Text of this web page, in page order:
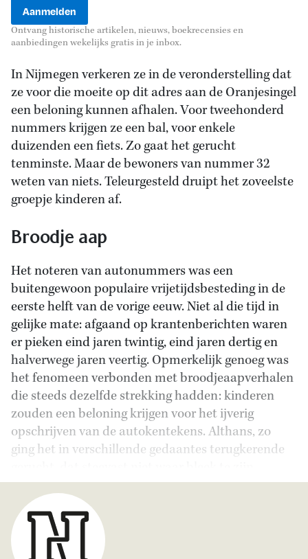
Ontvang historische artikelen, nieuws, boekrecensies en
aanbiedingen wekelijks gratis in je inbox.
In Nijmegen verkeren ze in de veronderstelling dat
ze voor die moeite op dit adres aan de Oranjesingel
een beloning kunnen afhalen. Voor tweehonderd
nummers krijgen ze een bal, voor enkele
duizenden een fiets. Zo gaat het gerucht
tenminste. Maar de bewoners van nummer 32
weten van niets. Teleurgesteld druipt het zoveelste
groepje kinderen af.
Broodje aap
Het noteren van autonummers was een
buitengewoon populaire vrijetijdsbesteding in de
eerste helft van de vorige eeuw. Niet al die tijd in
gelijke mate: afgaand op krantenberichten waren
er pieken eind jaren twintig, eind jaren dertig en
halverwege jaren veertig. Opmerkelijk genoeg was
het fenomeen verbonden met broodjeaapverhalen
die steeds dezelfde strekking hadden: kinderen
zouden een beloning krijgen voor het ijverig
opschrijven van de autokentekens. Althans, zo
ging het in verschillende gedaantes terugkerende